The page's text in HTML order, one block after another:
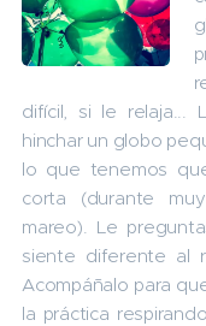
difícil, si le relaja...
hinchar un globo
lo que tenemos
corta (durante
mareo). Le
siente diferente al
Acompáñalo para
la práctica